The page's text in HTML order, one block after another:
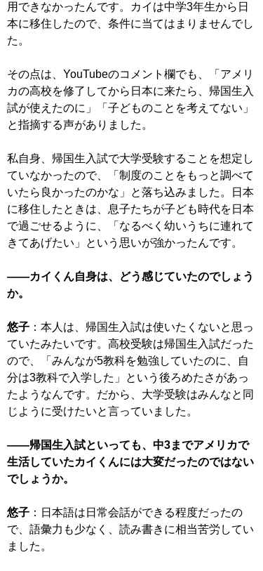
用できなかったんです。カイは中学3年生から日
本に移住したので、条件に当てはまりませんでし
た。
その点は、YouTubeのコメント欄でも、「アメリ
カの高校を修了してから日本に来たら、帰国生入
試が使えたのに」「子どものことを考えてない」
と指摘する声がありました。
私自身、帰国生入試で大学受験することを想定し
ていなかったので、「制度のことをもっと調べて
いたら良かったのかな」と落ち込みました。日本
に移住したときは、息子たちが子ども時代を日本
で過ごせるように、「なるべく幼いうちに連れて
きてあげたい」という思いが強かったんです。
――カイくん自身は、どう感じていたのでしょう
か。
悠子 ：本人は、帰国生入試は使いたくないと思っ
ていたみたいです。高校受験は帰国生入試だった
ので、「みんなが5教科を勉強していたのに、自
分は3教科で入学した」という後ろめたさがあっ
たようなんです。だから、大学受験はみんなと同
じように受けたいと言っていました。
――帰国生入試といっても、中3までアメリカで
生活していたカイくんには大変だったのではない
でしょうか。
悠子 ：日本語は日常会話ができる程度だったの
で、語彙力も少なく、読み書きに相当苦労してい
ました。